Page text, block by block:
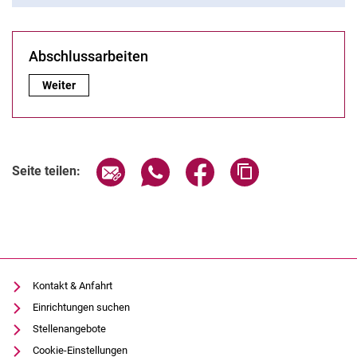
Abschlussarbeiten
Abschlussarbeiten:
Weiter
Seite teilen: Seite über E-Mail teilen
Seite über WhatsApp teilen
Seite über Facebook
Kontakt & Anfahrt
Einrichtungen suchen
Stellenangebote
Cookie-Einstellungen